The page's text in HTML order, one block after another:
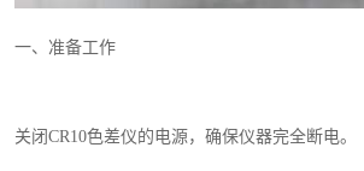
一、准备工作
关闭 CR10色差仪的电源，确保仪器完全断电。